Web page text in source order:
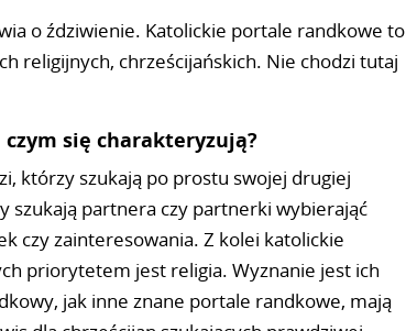
o ździwienie. Katolickie portale randkowe to
religijnych, chrześcijańskich. Nie chodzi tutaj
się charakteryzują?
którzy szukają po prostu swojej drugiej
szukają partnera czy partnerki wybierająć
czy zainteresowania. Z kolei katolickie
priorytetem jest religia. Wyznanie jest ich
jak inne znane portale randkowe, mają